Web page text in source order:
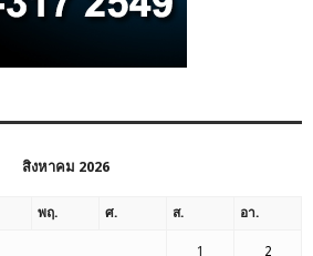
สิงหาคม 2026
พฤ. ศ. ส. อา.
1 2